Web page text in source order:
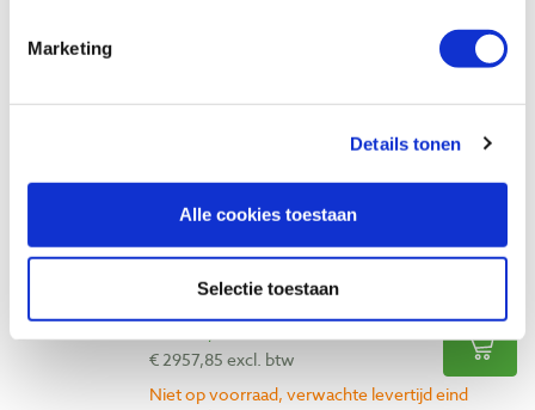
Marketing
Details tonen
Alle cookies toestaan
Selectie toestaan
stofafzuiging
Artikelnummer: 32479
€ 3579,00 incl. btw
€ 2957,85 excl. btw
Niet op voorraad, verwachte levertijd eind